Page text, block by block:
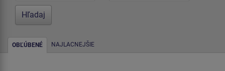
OBĽÚBENÉ NAJLACNEJŠIE